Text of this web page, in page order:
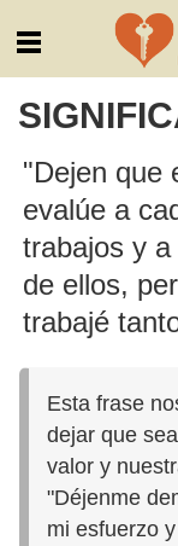
"Dejen que
evalúe a
trabajos y
de ellos,
trabajé
Esta frase
dejar que
valor y
"Déjenme
mi esfuerzo